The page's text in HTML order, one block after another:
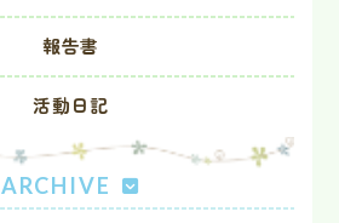
報告書
活動日記
ARCHIVE